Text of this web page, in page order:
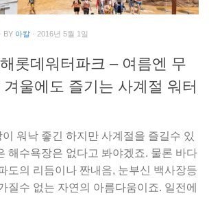
· BY 아칼 · 2016년 5월 1일
롯데워터파크 – 여름엔 무
울에도 즐기는 사계절 워터
워낙 좋긴 하지만 사계절을 즐길수 있
해수욕장은 없다고 봐야겠죠. 물론 바다
도의 리듬이나 짠내음, 눈부신 백사장등
질수 없는 자연의 아름다움이죠. 일전에